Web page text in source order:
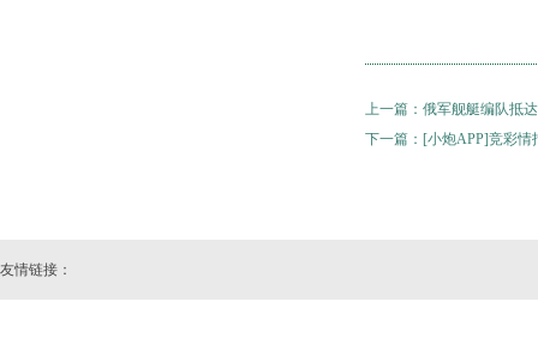
上一篇： 俄军舰艇编队抵
下一篇： [小炮APP]竞彩情
友情链接：